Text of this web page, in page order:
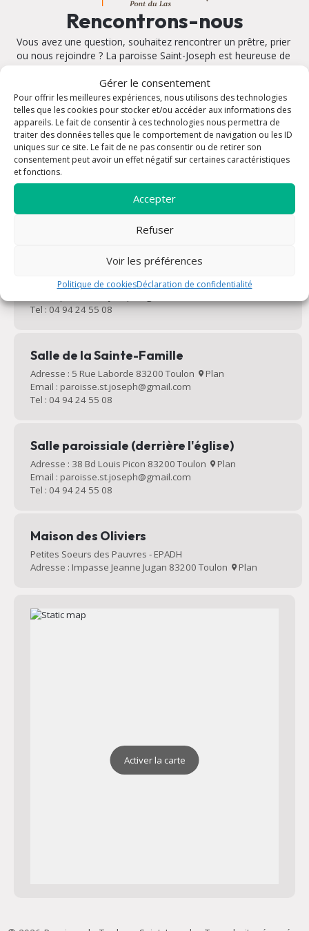
Gérer le consentement
Pour offrir les meilleures expériences, nous utilisons des technologies
telles que les cookies pour stocker et/ou accéder aux informations des
appareils. Le fait de consentir à ces technologies nous permettra de
traiter des données telles que le comportement de navigation ou les ID
uniques sur ce site. Le fait de ne pas consentir ou de retirer son
consentement peut avoir un effet négatif sur certaines caractéristiques
et fonctions.
Accepter
Refuser
Voir les préférences
Politique de cookiesDéclaration de confidentialité
Rencontrons-nous
Vous avez une question, souhaitez rencontrer un prêtre, prier
ou nous rejoindre ? La paroisse Saint-Joseph est heureuse de
Église Saint Joseph
Adresse : 51 Rue Bossuet 83200 Toulon Plan
Horaires : Du lundi au samedi entre 10h et 12h et entre 15h
La Bastide (presbytère)
Adresse : 29 Rue Sagnes 83200 Toulon Plan
Tel : 04 94 24 55 08
Salle de la Sainte-Famille
Adresse : 5 Rue Laborde 83200 Toulon
Plan
Email : paroisse.st.joseph@gmail.com
Tel : 04 94 24 55 08
Salle paroissiale (derrière l'église)
Adresse : 38 Bd Louis Picon 83200 Toulon
Plan
Email : paroisse.st.joseph@gmail.com
Tel : 04 94 24 55 08
Maison des Oliviers
Petites Soeurs des Pauvres - EPADH
Adresse : Impasse Jeanne Jugan 83200 Toulon
Plan
Activer la carte